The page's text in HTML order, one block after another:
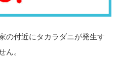
の付近にタカラダニが発生す
ん。